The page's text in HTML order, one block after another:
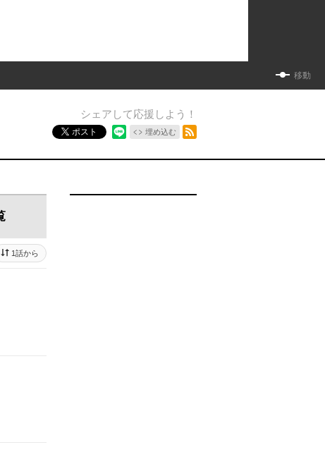
移動
シェアして応援しよう！
ポスト 埋め込む
1話から